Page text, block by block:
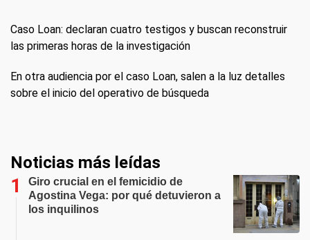
Caso Loan: declaran cuatro testigos y buscan reconstruir
las primeras horas de la investigación
En otra audiencia por el caso Loan, salen a la luz detalles
sobre el inicio del operativo de búsqueda
Noticias más leídas
Giro crucial en el femicidio de
Agostina Vega: por qué detuvieron a
los inquilinos